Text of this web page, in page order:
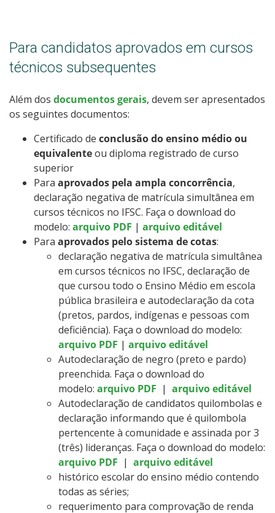
Para candidatos aprovados em cursos
técnicos subsequentes
Além dos documentos gerais, devem ser apresentados
os seguintes documentos:
Certificado de conclusão do ensino médio ou
equivalenteou diploma registrado de curso
superior
Para aprovados pela ampla concorrência,
declaração negativa de matrícula simultânea em
cursos técnicos no IFSC. Faça o download do
modelo: arquivo PDF | arquivo editável
Para aprovados pelo sistema de cotas:
declaração negativa de matrícula simultânea
em cursos técnicos no IFSC, declaração de
que cursou todo o Ensino Médio em escola
pública brasileira e autodeclaração da cota
(pretos, pardos, indígenas e pessoas com
deficiência). Faça o download do modelo:
arquivo PDF | arquivo editável
Autodeclaração de negro (preto e pardo)
preenchida. Faça o download do
modelo: arquivo PDF | arquivo editável
Autodeclaração de candidatos quilombolas e
declaração informando que é quilombola
pertencente à comunidade e assinada por 3
(três) lideranças. Faça o download do modelo:
arquivo PDF | arquivo editável
histórico escolar do ensino médio contendo
todas as séries;
requerimento para comprovação de renda